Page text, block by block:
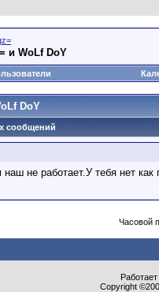
и WoLf DoY
DoY
сообщений
не работает.У тебя нет
Часовой
Copyright